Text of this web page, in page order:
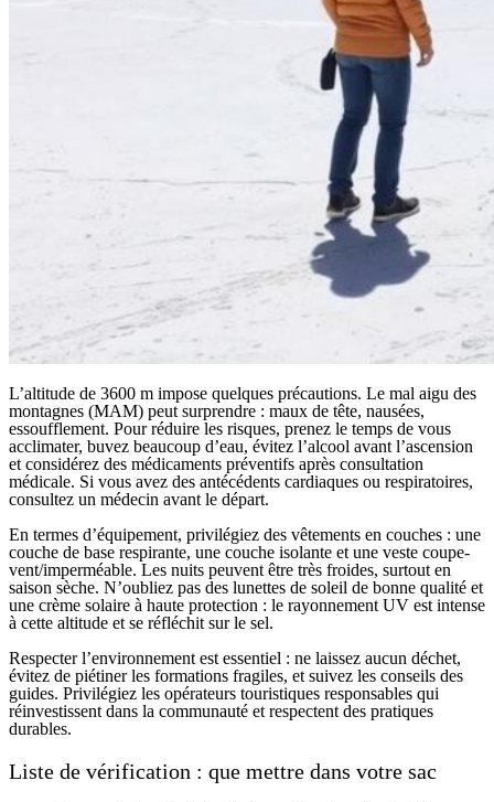
L’altitude de 3600 m impose quelques précautions. Le mal aigu des
montagnes (MAM) peut surprendre : maux de tête, nausées,
essoufflement. Pour réduire les risques, prenez le temps de vous
acclimater, buvez beaucoup d’eau, évitez l’alcool avant l’ascension
et considérez des médicaments préventifs après consultation
médicale. Si vous avez des antécédents cardiaques ou respiratoires,
consultez un médecin avant le départ.
En termes d’équipement, privilégiez des vêtements en couches : une
couche de base respirante, une couche isolante et une veste coupe-
vent/imperméable. Les nuits peuvent être très froides, surtout en
saison sèche. N’oubliez pas des lunettes de soleil de bonne qualité et
une crème solaire à haute protection : le rayonnement UV est intense
à cette altitude et se réfléchit sur le sel.
Respecter l’environnement est essentiel : ne laissez aucun déchet,
évitez de piétiner les formations fragiles, et suivez les conseils des
guides. Privilégiez les opérateurs touristiques responsables qui
réinvestissent dans la communauté et respectent des pratiques
durables.
Liste de vérification : que mettre dans votre sac